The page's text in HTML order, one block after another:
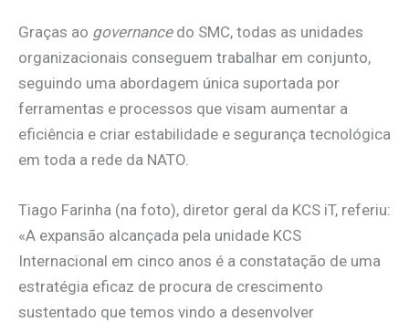
Graças ao governancedo SMC, todas as unidades
organizacionais conseguem trabalhar em conjunto,
seguindo uma abordagem única suportada por
ferramentas e processos que visam aumentar a
eficiência e criar estabilidade e segurança tecnológica
em toda a rede da NATO.
Tiago Farinha (na foto), diretor geral da KCS iT, referiu:
«A expansão alcançada pela unidade KCS
Internacional em cinco anos é a constatação de uma
estratégia eficaz de procura de crescimento
sustentado que temos vindo a desenvolver